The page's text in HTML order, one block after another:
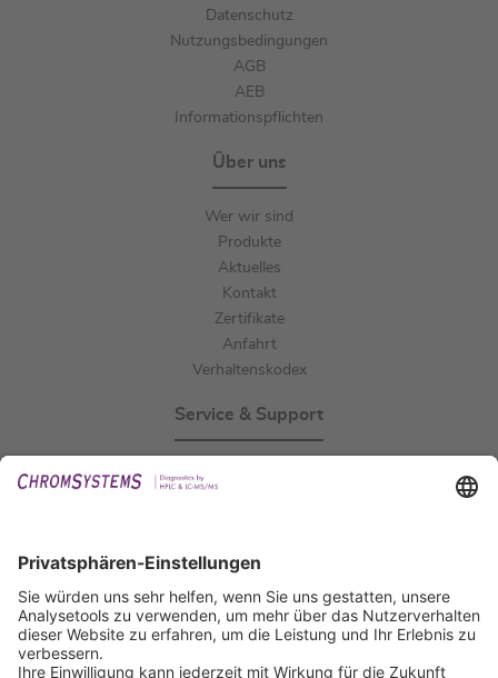
Datenschutz
Nutzungsbedingungen
AGB
AEB
Informationspflichten
Über uns
Wer wir sind
Produkte
Aktuelles
Kontakt
Zertifikate
Anfahrt
Verhaltenskodex
Service & Support
IFU anfordern
Zertifizierungen